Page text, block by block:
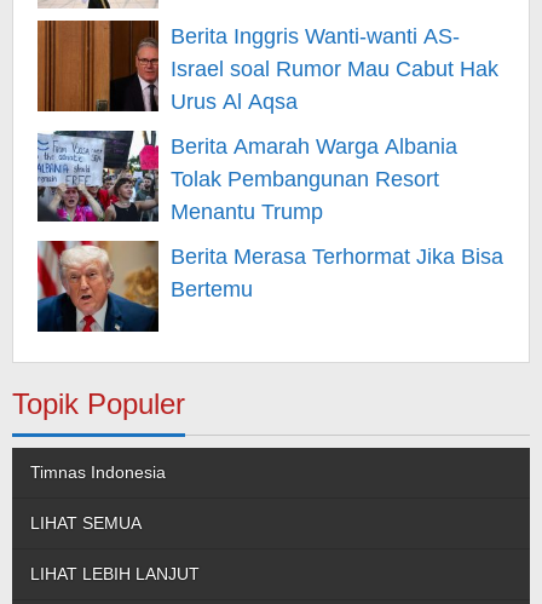
Berita Inggris Wanti-wanti AS-
Israel soal Rumor Mau Cabut Hak
Urus Al Aqsa
Berita Amarah Warga Albania
Tolak Pembangunan Resort
Menantu Trump
Berita Merasa Terhormat Jika Bisa
Bertemu
Topik Populer
Timnas Indonesia
LIHAT SEMUA
LIHAT LEBIH LANJUT